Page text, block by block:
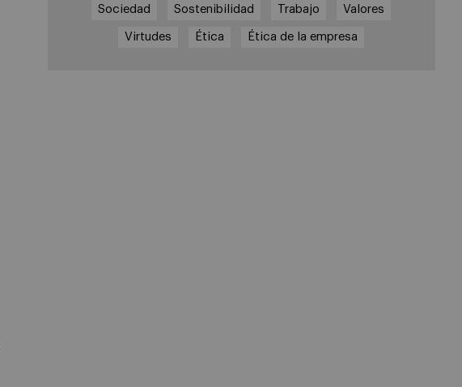
Sociedad Sostenibilidad Trabajo Valores
Virtudes Ética Ética de la empresa